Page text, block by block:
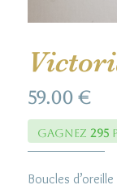
59.00 €
Gagnez 295
Boucles